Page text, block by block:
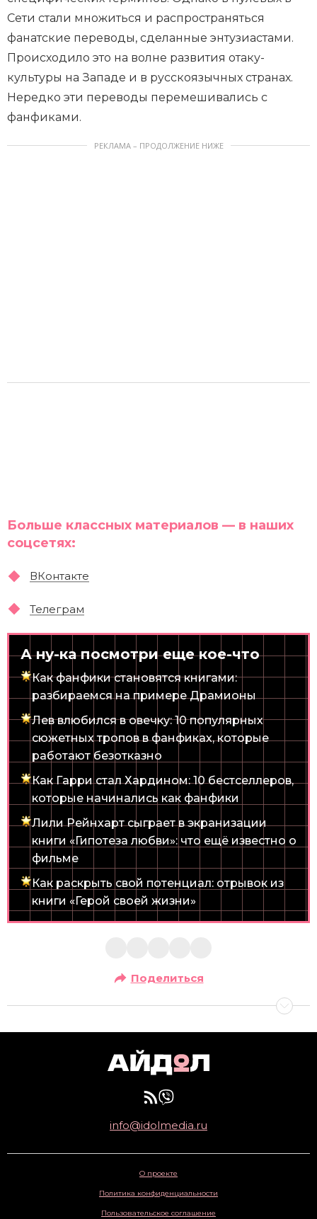
Сети стали множиться и распространяться
фанатские переводы, сделанные энтузиастами.
Происходило это на волне развития отаку-
культуры на Западе и в русскоязычных странах.
Нередко эти переводы перемешивались с
фанфиками.
РЕКЛАМА – ПРОДОЛЖЕНИЕ НИЖЕ
Больше классных материалов — в наших
соцсетях:
ВКонтакте
Телеграм
А ну-ка посмотри еще кое-что
Как фанфики становятся книгами:
разбираемся на примере Драмионы
Лев влюбился в овечку: 10 популярных
сюжетных тропов в фанфиках, которые
работают безотказно
Как Гарри стал Хардином: 10 бестселлеров,
которые начинались как фанфики
Лили Рейнхарт сыграет в экранизации
книги «Гипотеза любви»: что ещё известно о
фильме
Как раскрыть свой потенциал: отрывок из
книги «Герой своей жизни»
Поделиться
info@idolmedia.ru
О проекте
Политика конфиденциальности
Пользовательское соглашение